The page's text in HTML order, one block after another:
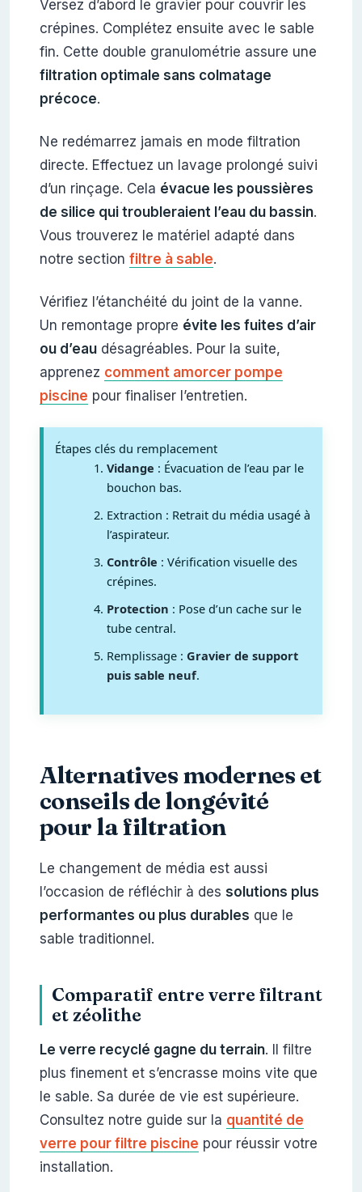
Versez d’abord le gravier pour couvrir les
crépines. Complétez ensuite avec le sable
fin. Cette double granulométrie assure une
filtration optimale sans colmatage
précoce.
Ne redémarrez jamais en mode filtration
directe. Effectuez un lavage prolongé suivi
d’un rinçage. Cela évacue les poussières
de silice qui troubleraient l’eau du bassin.
Vous trouverez le matériel adapté dans
notre section filtre à sable.
Vérifiez l’étanchéité du joint de la vanne.
Un remontage propre évite les fuites d’air
ou d’eaudésagréables. Pour la suite,
apprenez comment amorcer pompe
piscine pour finaliser l’entretien.
Étapes clés du remplacement
Vidange : Évacuation de l’eau par le
bouchon bas.
Extraction : Retrait du média usagé à
l’aspirateur.
Contrôle : Vérification visuelle des
crépines.
Protection : Pose d’un cache sur le
tube central.
Remplissage :Gravier de support
puis sable neuf.
Alternatives modernes et
conseils de longévité
pour la filtration
Le changement de média est aussi
l’occasion de réfléchir à des solutions plus
performantes ou plus durables que le
sable traditionnel.
Comparatif entre verre filtrant
et zéolithe
Le verre recyclé gagne du terrain. Il filtre
plus finement et s’encrasse moins vite que
le sable. Sa durée de vie est supérieure.
Consultez notre guide sur la quantité de
verre pour filtre piscine pour réussir votre
installation.